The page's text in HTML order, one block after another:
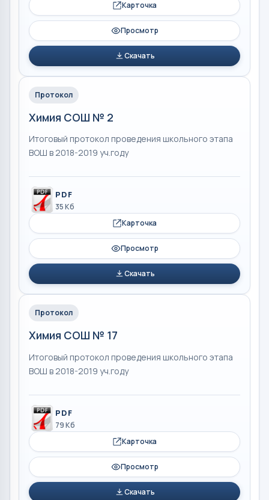
Карточка
Просмотр
Скачать
Протокол
Химия СОШ № 2
Итоговый протокол проведения школьного этапа
ВОШ в 2018-2019 уч.году
PDF
35 Кб
Карточка
Просмотр
Скачать
Протокол
Химия СОШ № 17
Итоговый протокол проведения школьного этапа
ВОШ в 2018-2019 уч.году
PDF
79 Кб
Карточка
Просмотр
Скачать